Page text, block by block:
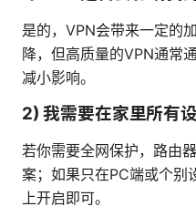
是的，VPN会带来一定的
降，但高质量的VPN通常
减小影响。
2) 我需要在家里所有
若你需要全网保护，路由
案；如果只在PC端或个别
上开启即可。